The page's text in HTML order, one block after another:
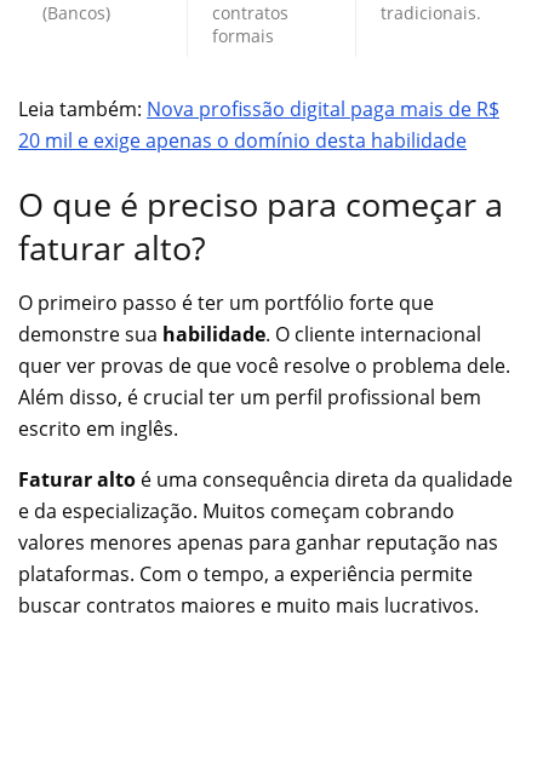
(Bancos)
contratos
formais
tradicionais.
Leia também: Nova profissão digital paga mais de R$
20 mil e exige apenas o domínio desta habilidade
O que é preciso para começar a
faturar alto?
O primeiro passo é ter um portfólio forte que
demonstre sua habilidade. O cliente internacional
quer ver provas de que você resolve o problema dele.
Além disso, é crucial ter um perfil profissional bem
escrito em inglês.
Faturar alto é uma consequência direta da qualidade
e da especialização. Muitos começam cobrando
valores menores apenas para ganhar reputação nas
plataformas. Com o tempo, a experiência permite
buscar contratos maiores e muito mais lucrativos.